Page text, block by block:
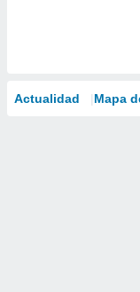
Actualidad Mapa